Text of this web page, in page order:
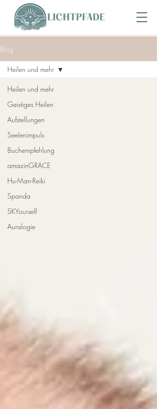
Blog
Heilen und mehr
Geistiges Heilen
Aufstellungen
Seelenimpuls
Buchempfehlung
amazinGRACE
Hu-Man-Reiki
Spanda
SKYourself
Auralogie
Heilen und mehr